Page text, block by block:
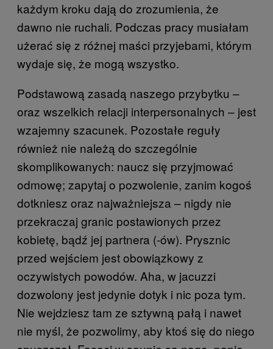
każdym kroku dają do zrozumienia, że
dawno nie ruchali. Podczas pracy musiałam
użerać się z różnej maści przyjebami, którym
wydaje się, że mogą wszystko.
Podstawową zasadą naszego przybytku –
oraz wszelkich relacji interpersonalnych – jest
wzajemny szacunek. Pozostałe reguły
również nie należą do szczególnie
skomplikowanych: naucz się przyjmować
odmowę; zapytaj o pozwolenie, zanim kogoś
dotkniesz oraz najważniejsza – nigdy nie
przekraczaj granic postawionych przez
kobietę, bądź jej partnera (-ów). Prysznic
przed wejściem jest obowiązkowy z
oczywistych powodów. Aha, w jacuzzi
dozwolony jest jedynie dotyk i nic poza tym.
Nie wejdziesz tam ze sztywną pałą i nawet
nie myśl, że pozwolimy, aby ktoś się do niego